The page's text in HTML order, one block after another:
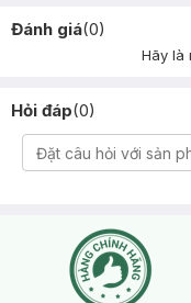
Đánh giá(0)
Hãy là
Hỏi đáp(0)